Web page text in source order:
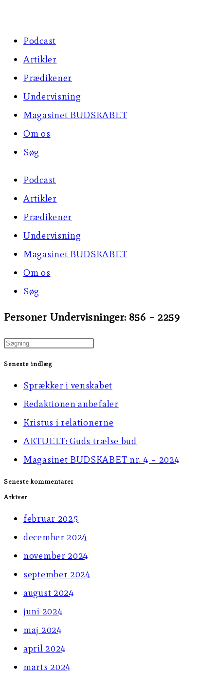
Podcast
Artikler
Prædikener
Undervisning
Magasinet BUDSKABET
Om os
Søg
Podcast
Artikler
Prædikener
Undervisning
Magasinet BUDSKABET
Om os
Søg
Personer Undervisninger: 856 – 2259
Press
to
close
search
Seneste indlæg
Sprækker i venskabet
Redaktionen anbefaler
Kristus i relationerne
AKTUELT: Guds trælse bud
Magasinet BUDSKABET nr. 4 – 2024
Seneste kommentarer
Arkiver
februar 2025
december 2024
november 2024
september 2024
august 2024
juni 2024
maj 2024
april 2024
marts 2024